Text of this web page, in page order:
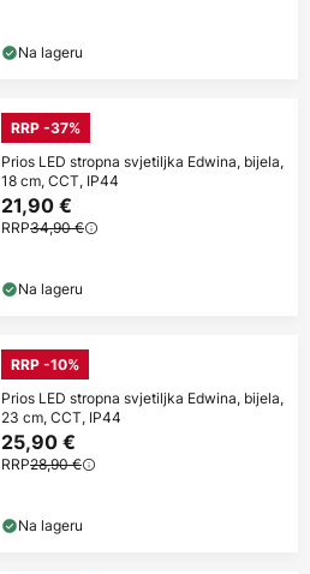
Na lageru
RRP -37%
Prios LED stropna svjetiljka Edwina, bijela,
18 cm, CCT, IP44
21,90 €
RRP34,90 €
Na lageru
RRP -10%
Prios LED stropna svjetiljka Edwina, bijela,
23 cm, CCT, IP44
25,90 €
RRP28,90 €
Na lageru